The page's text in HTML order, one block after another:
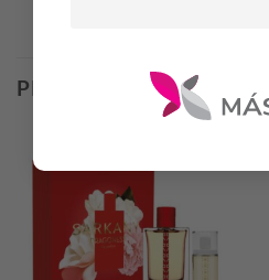
Productos
PRODUCTOS